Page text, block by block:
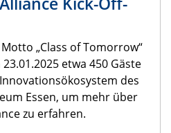
„Class of Tomorrow“
etwa 450 Gäste
des
Essen, um mehr über
zu erfahren.